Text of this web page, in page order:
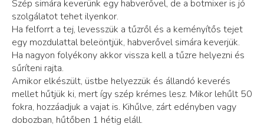
Szép simára keverünk egy habverővel, de a botmixer is jó
szolgálatot tehet ilyenkor.
Ha felforrt a tej, levesszük a tűzről és a keményítős tejet
egy mozdulattal beleöntjük, habverővel simára keverjük.
Ha nagyon folyékony akkor vissza kell a tűzre helyezni és
sűríteni rajta.
Amikor elkészült, üstbe helyezzük és állandó keverés
mellet hűtjük ki, mert így szép krémes lesz. Mikor lehűlt 50
fokra, hozzáadjuk a vajat is. Kihűlve, zárt edényben vagy
dobozban, hűtőben 1 hétig eláll.